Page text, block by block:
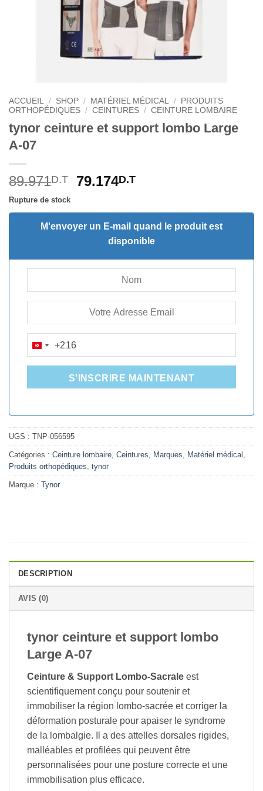
ACCUEIL / SHOP / MATÉRIEL MÉDICAL /
PRODUITS
ORTHOPÉDIQUES / CEINTURES / CEINTURE LOMBAIRE
tynor ceinture et support lombo Large
A-07
89.971D.T
Le
initial
était :
89.971D.T.
79.174D.TLe
actuel
est :
79.174D.T.
Rupture de stock
M'envoyer un E-mail quand le produit est
disponible
TUNISIA
+216
+216
S'INSCRIRE MAINTENANT
UGS : TNP-056595
Catégories : Ceinture lombaire, Ceintures, Marques, Matériel médical ,
Produits orthopédiques, tynor
Marque : Tynor
DESCRIPTION
AVIS (0)
tynor ceinture et support lombo
Large A-07
Ceinture & Support Lombo-Sacrale est
scientifiquement conçu pour soutenir et
immobiliser la région lombo-sacrée et corriger la
déformation posturale pour apaiser le syndrome
de la lombalgie. Il a des attelles dorsales rigides,
malléables et profilées qui peuvent être
personnalisées pour une posture correcte et une
immobilisation plus efficace.